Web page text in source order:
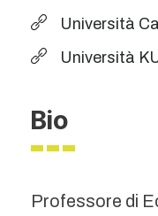
Università
Università
Bio
Professore di